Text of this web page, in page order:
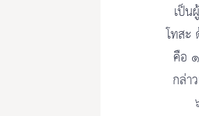
เป็น
โทสะ
คือ
กล่า